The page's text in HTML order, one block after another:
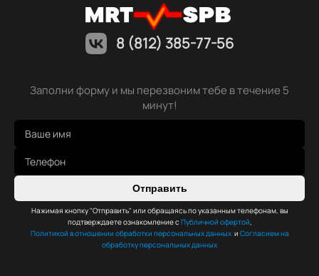
8 (812) 385-77-56
Заполни форму и мы перезвоним тебе в течение 5
минут!
Отправить
Нажимая кнопку "Отправить" или обращаясь по указанным телефонам, вы
подтверждаете ознакомление с Публичной офертой,
Политикой в отношении обработки персональных данных и Согласием на
обработку персональных данных